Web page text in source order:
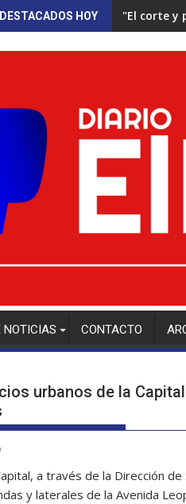
DESTACADOS HOY "El corte y
NOTICIAS CONTACTO
urbanos de la
a través de la Dirección
y laterales de la Avenida